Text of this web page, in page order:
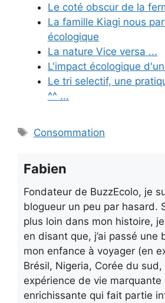
Le coté obscur de la
La famille Kiagi nous
écologique
La nature Vice versa ...
L'impact écologique
Le tri selectif, une
^^ ...
Étiquettes
Consommation
Fabien
Fondateur de BuzzEcolo, je
blogueur un peu par hasard.
plus loin dans mon histoire,
en disant que, j’ai passé une
mon enfance à voyager (en
Brésil, Nigeria, Corée du
expérience de vie marquante
enrichissante qui fait partie